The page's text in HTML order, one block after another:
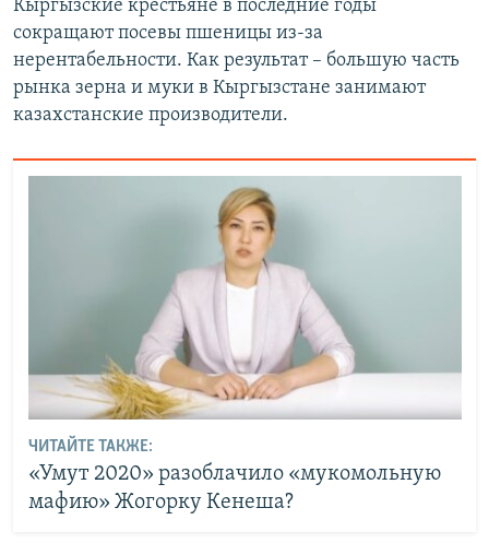
Кыргызские крестьяне в последние годы
сокращают посевы пшеницы из-за
нерентабельности. Как результат – большую часть
рынка зерна и муки в Кыргызстане занимают
казахстанские производители.
ЧИТАЙТЕ ТАКЖЕ:
«Умут 2020» разоблачило «мукомольную
мафию» Жогорку Кенеша?